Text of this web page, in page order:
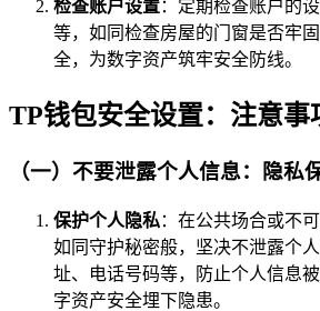
检查账户设置：定期检查账户的
等，如同检查房屋的门窗是否牢
全，为数字资产筑牢安全防线。
TP钱包安全设置：注意事
（一）不要泄露个人信息：隐私
保护个人隐私：在公共场合或不
如同守护秘密般，坚决不泄露个
址、电话号码等，防止个人信息
字资产安全埋下隐患。